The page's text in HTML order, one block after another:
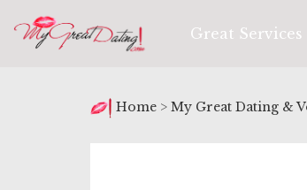
Great Services
Home > My Great Dating &